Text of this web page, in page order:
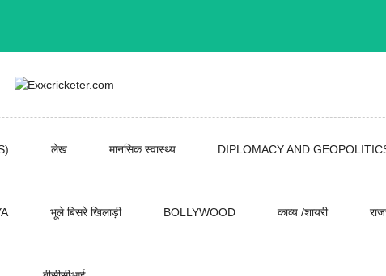
लेख मानसिक स्वास्थ्य DIPLOMACY AND
भूले बिसरे खिलाड़ी BOLLYWOOD काव्य /शायरी